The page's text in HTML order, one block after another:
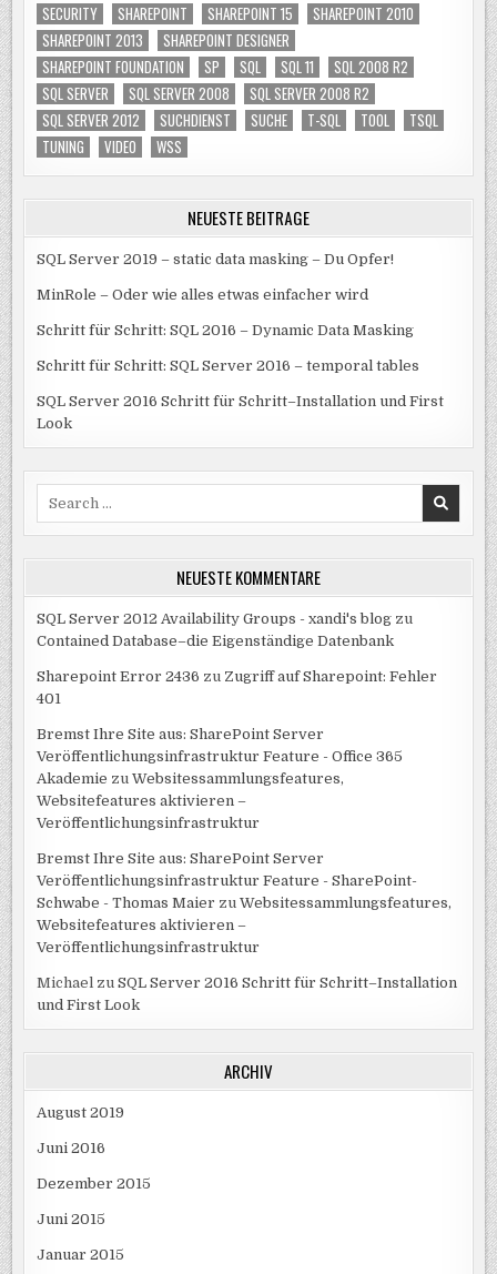
SECURITY
SHAREPOINT SHAREPOINT 15
SHAREPOINT 2010
SHAREPOINT 2013
SHAREPOINT DESIGNER
SHAREPOINT FOUNDATION
SP SQL SQL 11
SQL 2008 R2
SQL SERVER
SQL SERVER 2008
SQL SERVER 2008 R2
SQL SERVER 2012
SUCHDIENST SUCHE T-SQL TOOL
TSQL
TUNING
VIDEO WSS
NEUESTE BEITRÄGE
SQL Server 2019 – static data masking – Du Opfer!
MinRole – Oder wie alles etwas einfacher wird
Schritt für Schritt: SQL 2016 – Dynamic Data Masking
Schritt für Schritt: SQL Server 2016 – temporal tables
SQL Server 2016 Schritt für Schritt–Installation und First
Look
NEUESTE KOMMENTARE
SQL Server 2012 Availability Groups - xandi's blog zu
Contained Database–die Eigenständige Datenbank
Sharepoint Error 2436 zu Zugriff auf Sharepoint: Fehler
401
Bremst Ihre Site aus: SharePoint Server
Veröffentlichungsinfrastruktur Feature - Office 365
Akademie zuWebsitessammlungsfeatures,
Websitefeatures aktivieren –
Veröffentlichungsinfrastruktur
Bremst Ihre Site aus: SharePoint Server
Veröffentlichungsinfrastruktur Feature - SharePoint-
Schwabe - Thomas Maier zuWebsitessammlungsfeatures,
Websitefeatures aktivieren –
Veröffentlichungsinfrastruktur
Michael zuSQL Server 2016 Schritt für Schritt–Installation
und First Look
ARCHIV
August 2019
Juni 2016
Dezember 2015
Juni 2015
Januar 2015